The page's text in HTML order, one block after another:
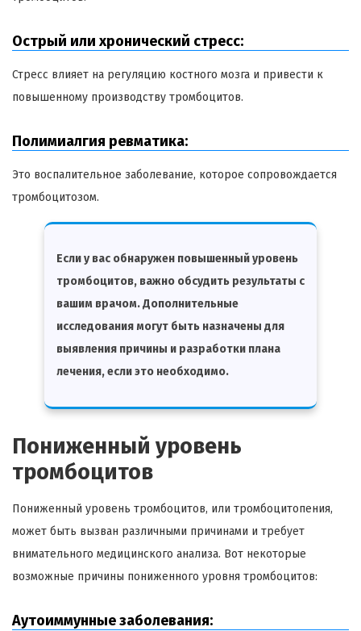
Острый или хронический стресс:
Стресс влияет на регуляцию костного мозга и привести к
повышенному производству тромбоцитов.
Полимиалгия ревматика:
Это воспалительное заболевание, которое сопровождается
тромбоцитозом.
Если у вас обнаружен повышенный уровень
тромбоцитов, важно обсудить результаты с
вашим врачом. Дополнительные
исследования могут быть назначены для
выявления причины и разработки плана
лечения, если это необходимо.
Пониженный уровень
тромбоцитов
Пониженный уровень тромбоцитов, или тромбоцитопения,
может быть вызван различными причинами и требует
внимательного медицинского анализа. Вот некоторые
возможные причины пониженного уровня тромбоцитов:
Аутоиммунные заболевания: